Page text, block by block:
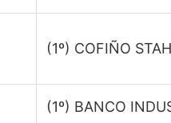
(1º) COFIÑO
(1º) BANCO